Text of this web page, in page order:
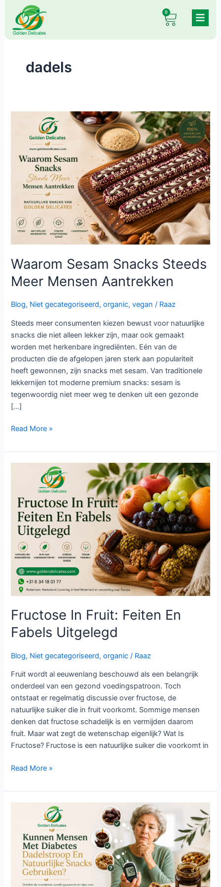
content
0
Cart
dadels
Waarom Sesam Snacks Steeds
Meer Mensen Aantrekken
Blog, Niet gecategoriseerd,organic,vegan / Raaz
Steeds meer consumenten kiezen bewust voor natuurlijke
snacks die niet alleen lekker zijn, maar ook gemaakt
worden met herkenbare ingrediënten. Eén van de
producten die de afgelopen jaren sterk aan populariteit
heeft gewonnen, zijn snacks met sesam. Van traditionele
lekkernijen tot moderne premium snacks: sesam is
tegenwoordig niet meer weg te denken uit een gezonde
[…]
Snacks
Steeds
Meer
Mensen
Aantrekken
Read More »
Fructose In Fruit: Feiten En
Fabels Uitgelegd
Blog, Niet gecategoriseerd,organic / Raaz
Fruit wordt al eeuwenlang beschouwd als een belangrijk
onderdeel van een gezond voedingspatroon. Toch
ontstaat er regelmatig discussie over fructose, de
natuurlijke suiker die in fruit voorkomt. Sommige mensen
denken dat fructose schadelijk is en vermijden daarom
fruit. Maar wat zegt de wetenschap eigenlijk? Wat Is
Fructose? Fructose is een natuurlijke suiker die voorkomt in
Feiten
En
Fabels
Uitgelegd
Read More »
Diabetes
Dadelstroop
Natuurlijke